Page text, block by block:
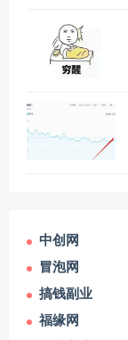
中创网
冒泡网
搞钱副业
福缘网